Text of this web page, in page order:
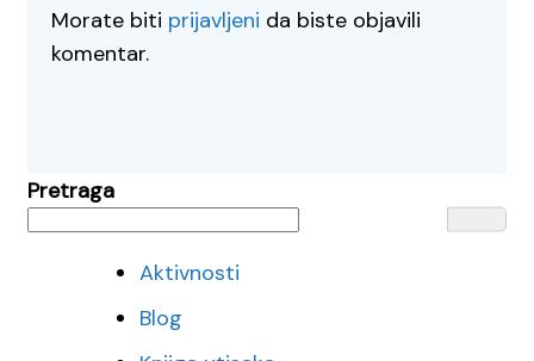
Morate biti prijavljeni da biste objavili
komentar.
Pretraga
Aktivnosti
Blog